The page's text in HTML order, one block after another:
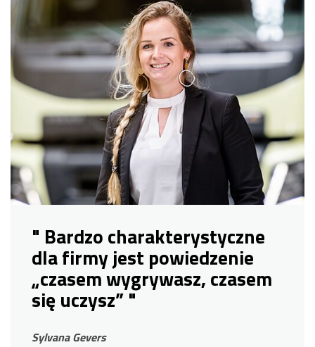
" Bardzo charakterystyczne
dla firmy jest powiedzenie
„czasem wygrywasz, czasem
się uczysz” "
Sylvana Gevers